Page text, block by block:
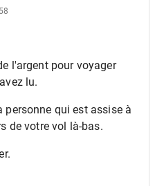
l'argent pour voyager
lu.
personne qui est assise à
de votre vol là-bas.